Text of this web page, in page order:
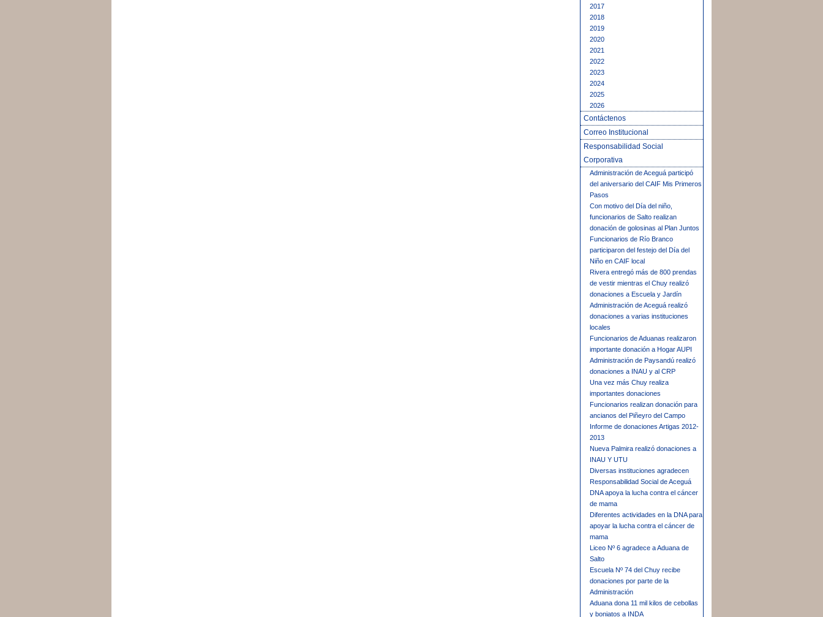
2017
2018
2019
2020
2021
2022
2023
2024
2025
2026
Contáctenos
Correo Institucional
Responsabilidad Social
Corporativa
Administración de Aceguá participó
del aniversario del CAIF Mis Primeros
Pasos
Con motivo del Día del niño,
funcionarios de Salto realizan
donación de golosinas al Plan Juntos
Funcionarios de Río Branco
participaron del festejo del Día del
Niño en CAIF local
Rivera entregó más de 800 prendas
de vestir mientras el Chuy realizó
donaciones a Escuela y Jardín
Administración de Aceguá realizó
donaciones a varias instituciones
locales
Funcionarios de Aduanas realizaron
importante donación a Hogar AUPI
Administración de Paysandú realizó
donaciones a INAU y al CRP
Una vez más Chuy realiza
importantes donaciones
Funcionarios realizan donación para
ancianos del Piñeyro del Campo
Informe de donaciones Artigas 2012-
2013
Nueva Palmira realizó donaciones a
INAU Y UTU
Diversas instituciones agradecen
Responsabilidad Social de Aceguá
DNA apoya la lucha contra el cáncer
de mama
Diferentes actividades en la DNA para
apoyar la lucha contra el cáncer de
mama
Liceo Nº 6 agradece a Aduana de
Salto
Escuela Nº 74 del Chuy recibe
donaciones por parte de la
Administración
Aduana dona 11 mil kilos de cebollas
y boniatos a INDA